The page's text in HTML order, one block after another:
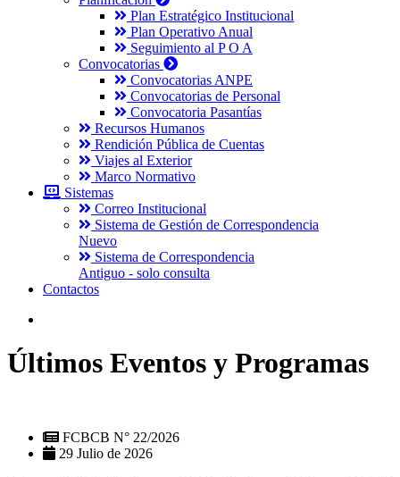
Plan Estratégico Institucional
Plan Operativo Anual
Seguimiento al P O A
Convocatorias
Convocatorias ANPE
Convocatorias de Personal
Convocatoria Pasantías
Recursos Humanos
Rendición Pública de Cuentas
Viajes al Exterior
Marco Normativo
Sistemas
Correo Institucional
Sistema de Gestión de Correspondencia
Nuevo
Sistema de Correspondencia
Antiguo - solo consulta
Contactos
Últimos Eventos y Programas
FCBCB N° 22/2026
29 Julio de 2026